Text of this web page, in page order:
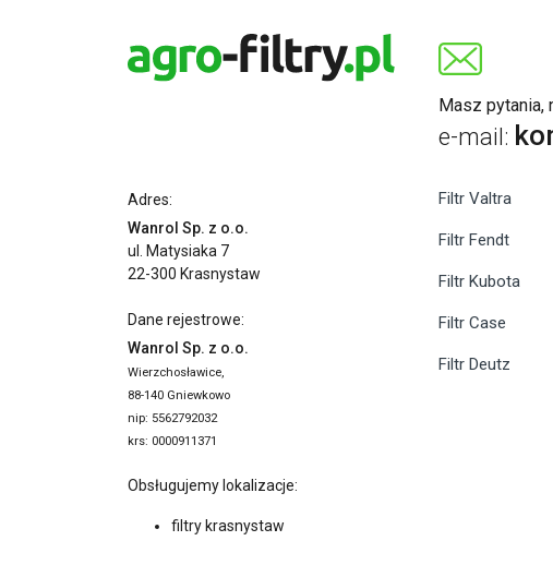
Masz pytania,
e-mail:
Adres:
Wanrol Sp. z o.o.
ul. Matysiaka 7
22-300 Krasnystaw
Dane rejestrowe:
Wanrol Sp. z o.o.
Wierzchosławice,
88-140 Gniewkowo
nip: 5562792032
krs: 0000911371
Obsługujemy lokalizacje:
filtry krasnystaw
Filtr Valtra
Filtr Fendt
Filtr Kubota
Filtr Case
Filtr Deutz